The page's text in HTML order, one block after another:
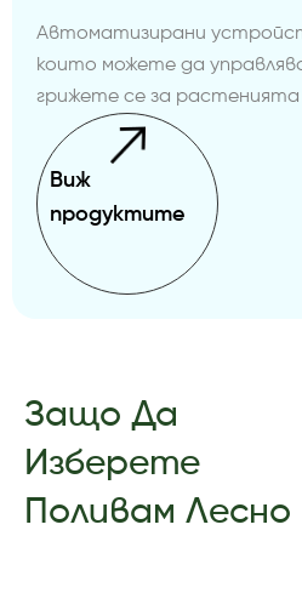
Автоматизирани
които можете да
грижете се за растенията
Виж
продуктите
Защо Да
Изберете
Поливам Лесно